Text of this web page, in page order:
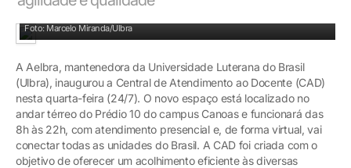
Foto: Marcelo Miranda/Ulbra
A Aelbra, mantenedora da Universidade Luterana do Brasil
(Ulbra), inaugurou a Central de Atendimento ao Docente (CAD)
nesta quarta-feira (24/7). O novo espaço está localizado no
andar térreo do Prédio 10 do campus Canoas e funcionará das
8h às 22h, com atendimento presencial e, de forma virtual, vai
conectar todas as unidades do Brasil. A CAD foi criada com o
objetivo de oferecer um acolhimento eficiente às diversas